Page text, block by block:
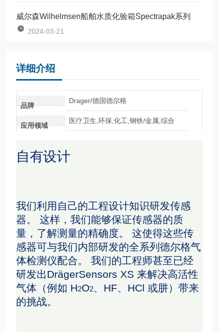
威尔森Wilhelmsen船舶水质化验箱Spectrapak系列
2024-03-21
详细介绍
品牌
Drager/德国德尔格
应用领域
医疗卫生,环保,化工,钢铁/金属,综合
自有设计
我们利用自己的工程设计知识研发传感
器。 这样，我们能够保证传感器的质
量，了解测量的精确度。 这使得这些传
感器可与我们内部研发的全系列德尔格气
体检测仪配合。 我们的工程师甚至已经
研发出DrägerSensors XS 来解决高活性
气体（例如 H2O2
、HF、HCl 或肼）带来
的挑战。